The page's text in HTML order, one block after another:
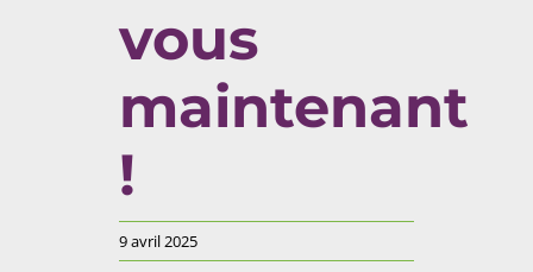
vous
maintenant
!
9 avril 2025